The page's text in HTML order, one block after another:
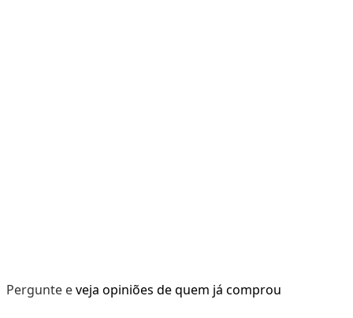
Pergunte e veja opiniões de quem já comprou